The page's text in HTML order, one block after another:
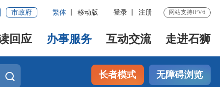
市政府 繁体 移动版 登录 注册 网站支持IPV6
回应 办事服务 互动交流 走进石狮
长者模式 无障碍浏览